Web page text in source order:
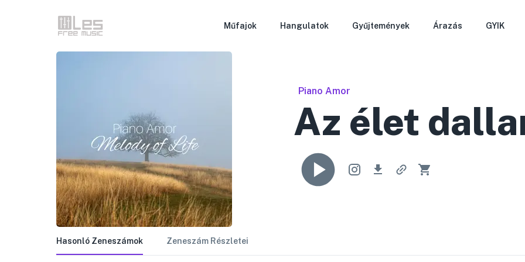
Műfajok Hangulatok Gyűjtemények Árazás GYIK
Piano Amor
Az élet
Hasonló Zeneszámok Zeneszám Részletei